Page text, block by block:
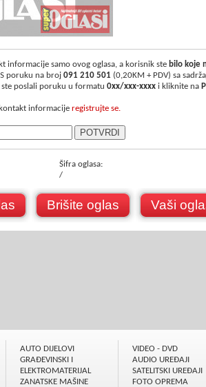
informacije samo ovog oglasa, a korisnik ste bilo koje
poruku na broj 091 210 501 (0,20KM + PDV) sa
ste poslali poruku u formatu 0xx/xxx-xxxx i kliknite na
informacije registrujte se.
Šifra oglasa:
/
Brišite oglas Vaši
AUTO DIJELOVI
GRAÐEVINSKI I
ELEKTROMATERIJAL
ZANATSKE MAŠINE
VIDEO - DVD
AUDIO UREÐAJI
SATELITSKI UREÐAJI
FOTO OPREMA